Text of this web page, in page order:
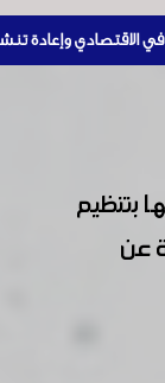
بتنظيم
عن